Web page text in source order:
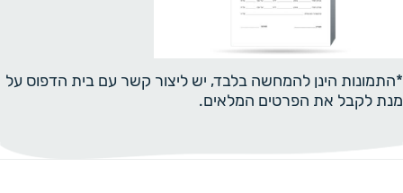
*התמונות הינן להמחשה בלבד, יש ליצור קשר עם בית הדפוס על
מנת לקבל את הפרטים המלאים.